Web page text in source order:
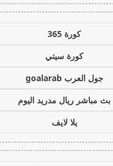
كورة 365
كورة سيتي
جول العرب goalarab
بث مباشر ريال مدريد اليوم
يلا لايف